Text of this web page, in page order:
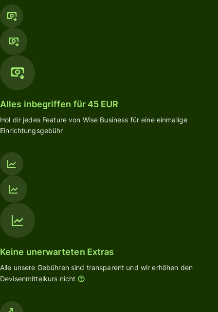
Alles inbegriffen für 45 EUR
Hol dir jedes Feature von Wise Business für eine einmalige
Einrichtungsgebühr
Keine unerwarteten Extras
Alle unsere Gebühren sind transparent und wir erhöhen den
Devisenmittelkurs nicht